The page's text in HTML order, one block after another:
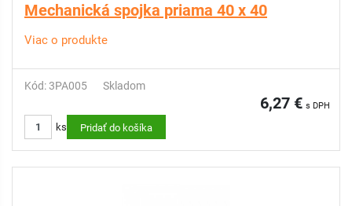
Mechanická spojka priama 40 x 40
Viac o produkte
Kód: 3PA005 Skladom
6,27 € s DPH
ks Pridať do košíka